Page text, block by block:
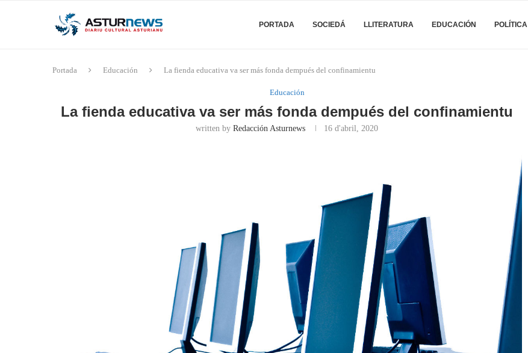
PORTADA SOCIEDÁ LLITERATURA EDUCACIÓN POLÍTICA
Portada Educación La fienda educativa va ser más fonda dempués del confinamientu
Educación
La fienda educativa va ser más fonda dempués del confinamientu
written byRedacción Asturnews 16 d'abril, 2020